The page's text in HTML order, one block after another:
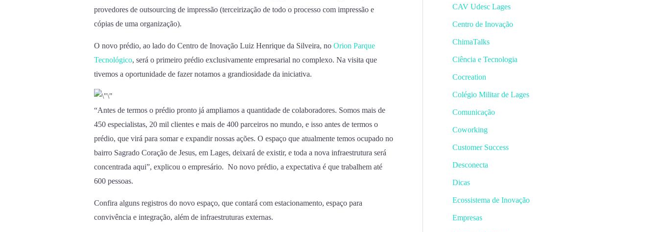
provedores de outsourcing de impressão (terceirização de todo o processo com impressão e
cópias de uma organização).
O novo prédio, ao lado do Centro de Inovação Luiz Henrique da Silveira, no Orion Parque
Tecnológico, será o primeiro prédio exclusivamente empresarial no complexo. Na visita que
tivemos a oportunidade de fazer notamos a grandiosidade da iniciativa.
“Antes de termos o prédio pronto já ampliamos a quantidade de colaboradores. Somos mais de
450 especialistas, 20 mil clientes e mais de 400 parceiros no mundo, e isso antes de termos o
prédio, que virá para somar e expandir nossas ações. O espaço que atualmente temos ocupado no
bairro Sagrado Coração de Jesus, em Lages, deixará de existir, e toda a nova infraestrutura será
concentrada aqui”, explicou o empresário. No novo prédio, a expectativa é que trabalhem até
600 pessoas.
Confira alguns registros do novo espaço, que contará com estacionamento, espaço para
convivência e integração, além de infraestruturas externas.
CAV Udesc Lages
Centro de Inovação
ChimaTalks
Ciência e Tecnologia
Cocreation
Colégio Militar de Lages
Comunicação
Coworking
Customer Success
Desconecta
Dicas
Ecossistema de Inovação
Empresas